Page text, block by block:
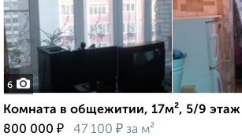
6
Комната в общежитии, 17м², 5/9 этаж
800 000 ₽ 47 100 ₽ за м²